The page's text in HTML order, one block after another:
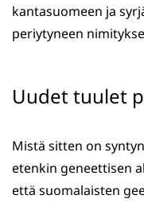
kantasuomeen ja
periytyneen
Uudet tuulet
Mistä sitten on
etenkin geneettisen
että suomalaisten